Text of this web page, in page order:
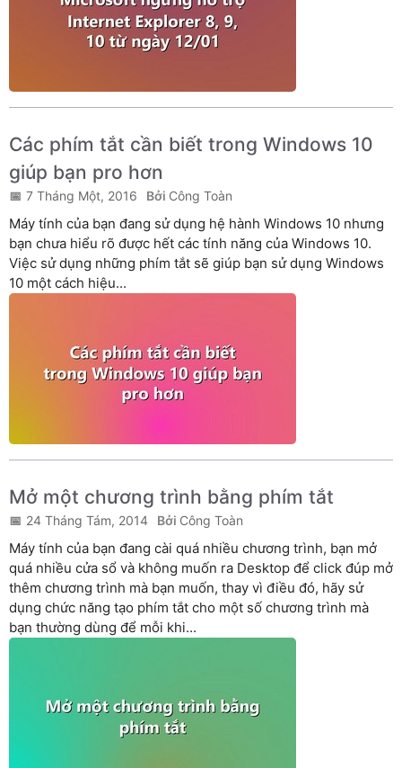
Các phím tắt cần biết trong Windows 10
giúp bạn pro hơn
7 Tháng Một, 2016 Công Toàn
Máy tính của bạn đang sử dụng hệ hành Windows 10 nhưng
bạn chưa hiểu rõ được hết các tính năng của Windows 10.
Việc sử dụng những phím tắt sẽ giúp bạn sử dụng Windows
10 một cách hiệu...
Mở một chương trình bằng phím tắt
24 Tháng Tám, 2014 Công Toàn
Máy tính của bạn đang cài quá nhiều chương trình, bạn mở
quá nhiều cửa sổ và không muốn ra Desktop để click đúp mở
thêm chương trình mà bạn muốn, thay vì điều đó, hãy sử
dụng chức năng tạo phím tắt cho một số chương trình mà
bạn thường dùng để mỗi khi...